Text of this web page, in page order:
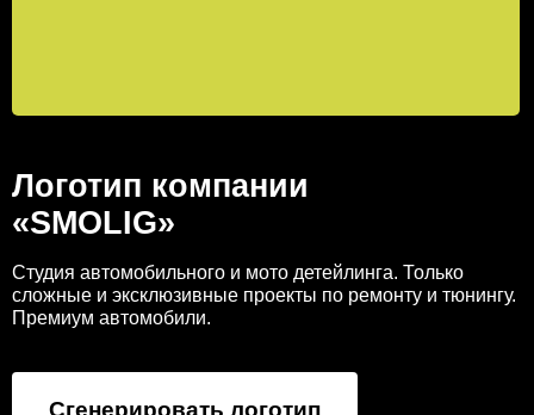
Логотип компании
«SMOLIG»
Студия автомобильного и мото детейлинга. Только
сложные и эксклюзивные проекты по ремонту и тюнингу.
Премиум автомобили.
Сгенерировать логотип